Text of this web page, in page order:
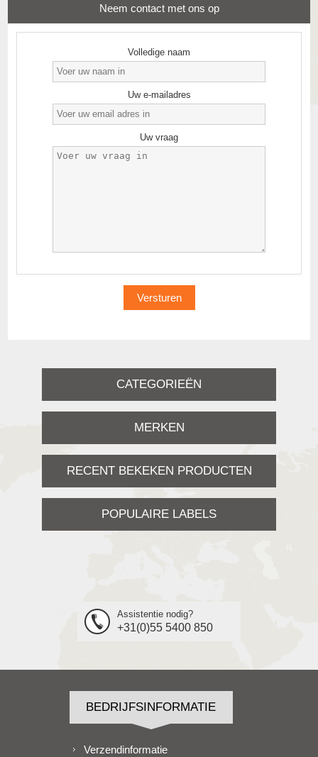
Neem contact met ons op
Volledige naam
Uw e-mailadres
Uw vraag
CATEGORIEËN
MERKEN
RECENT BEKEKEN PRODUCTEN
POPULAIRE LABELS
Assistentie nodig?
+31(0)55 5400 850
BEDRIJFSINFORMATIE
Verzendinformatie